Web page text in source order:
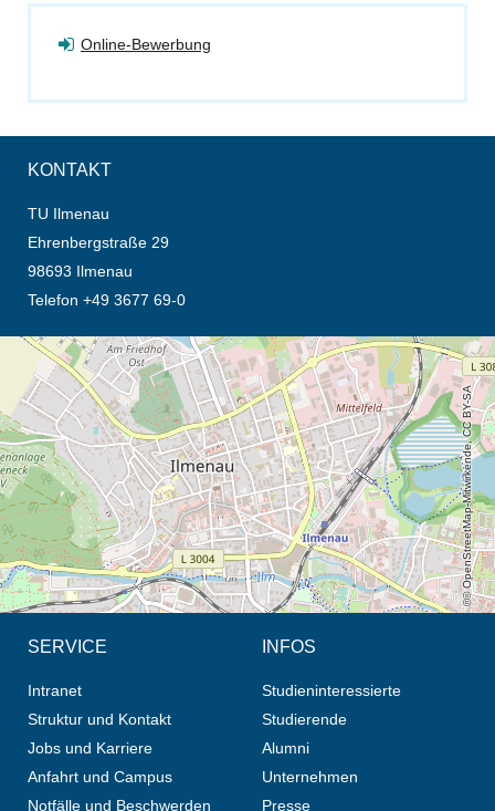
Online-Bewerbung
KONTAKT
TU Ilmenau
Ehrenbergstraße 29
98693 Ilmenau
Telefon +49 3677 69-0
Öffnet die Anfahrtsbeschreibung in neuem Tab (Karte)
© OpenStreetMap-Mitwirkende, CC BY-SA
SERVICE
Intranet
Struktur und Kontakt
Jobs und Karriere
Anfahrt und Campus
Notfälle und Beschwerden
INFOS
Studieninteressierte
Studierende
Alumni
Unternehmen
Presse